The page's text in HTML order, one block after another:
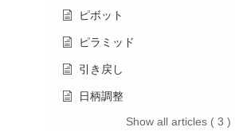
ピボット
ピラミッド
引き戻し
日柄調整
Show all articles ( 3 )